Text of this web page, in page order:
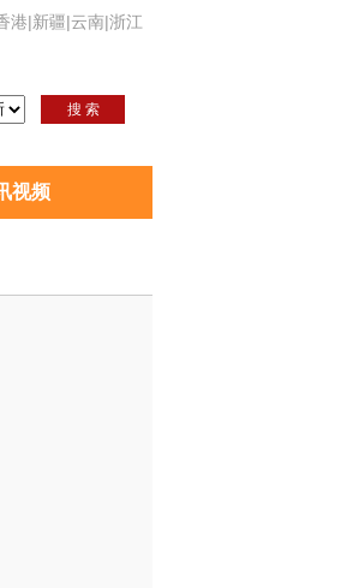
港|新疆|云南|浙江
搜 索
视频